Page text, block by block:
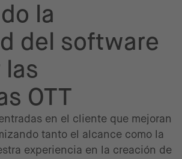
la
del software
las
OTT
en el cliente que mejoran
tanto el alcance como la
experiencia en la creación de